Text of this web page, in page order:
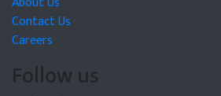
Contact Us
Careers
Follow us